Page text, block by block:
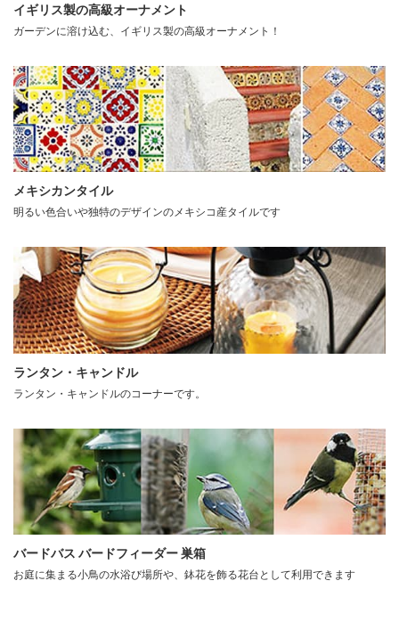
イギリス製の高級オーナメント
ガーデンに溶け込む、イギリス製の高級オーナメント！
メキシカンタイル
明るい色合いや独特のデザインのメキシコ産タイルです
ランタン・キャンドル
ランタン・キャンドルのコーナーです。
バードバス バードフィーダー 巣箱
お庭に集まる小鳥の水浴び場所や、鉢花を飾る花台として利用できます